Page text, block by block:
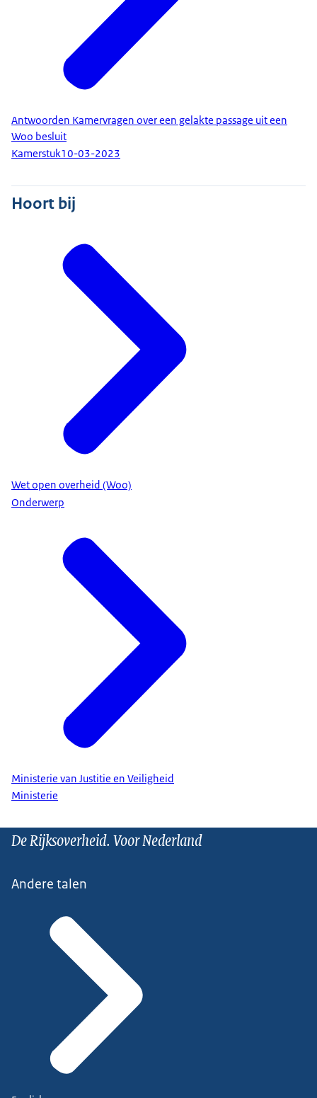
Antwoorden Kamervragen over een gelakte passage uit een
Woo besluit
Kamerstuk10-03-2023
Hoort bij
Wet open overheid (Woo)
Onderwerp
Ministerie van Justitie en Veiligheid
Ministerie
De Rijksoverheid. Voor Nederland
Andere talen